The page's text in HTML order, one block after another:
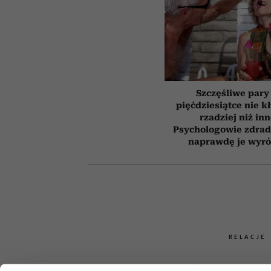
Szczęśliwe pary
pięćdziesiątce nie
rzadziej niż
Psychologowie
naprawdę je
RELACJE